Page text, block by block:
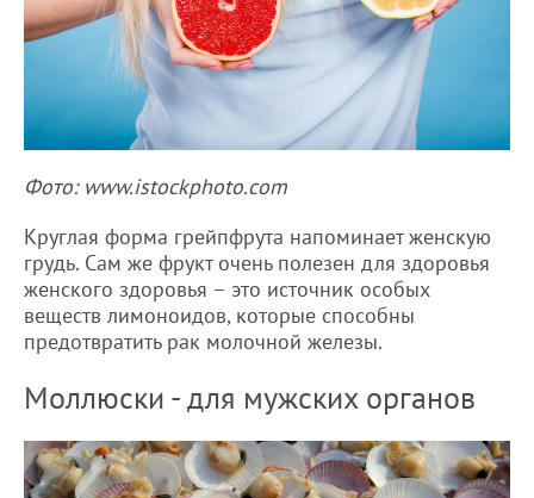
Фото: www.istockphoto.com
Круглая форма грейпфрута напоминает женскую
грудь. Сам же фрукт очень полезен для здоровья
женского здоровья – это источник особых
веществ лимоноидов, которые способны
предотвратить рак молочной железы.
Моллюски - для мужских органов